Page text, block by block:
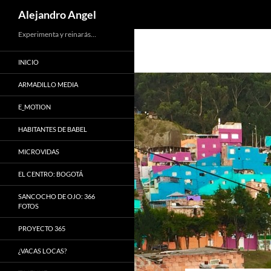
to
content
Alejandro Angel
Experimenta y reinarás…
INICIO
ARMADILLO MEDIA
E_MOTION
HABITANTES DE BABEL
MICROVIDAS
EL CENTRO: BOGOTÁ
SANCOCHO DE OJO: 366
FOTOS
PROYECTO 365
¿VACAS LOCAS?